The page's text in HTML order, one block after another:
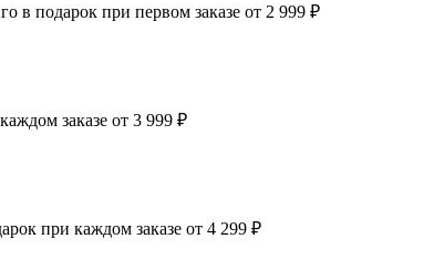
в подарок при первом заказе от 2 999 ₽
заказе от 3 999 ₽
при каждом заказе от 4 299 ₽